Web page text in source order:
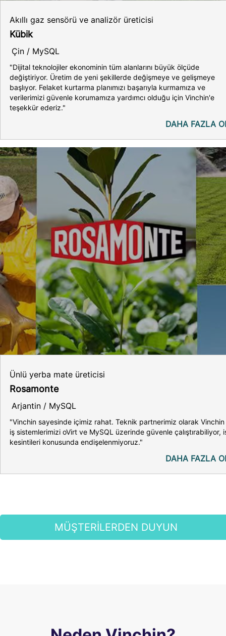
Akıllı gaz sensörü ve analizör üreticisi
Kübik
Çin / MySQL
"Dijital teknolojiler ekonominin tüm alanlarını büyük ölçüde
değiştiriyor. Üretim de yeni şekillerde değişmeye ve gelişmeye
başlıyor. Felaket kurtarma planımızı başarıyla kurmamıza ve
verilerimizi güvenle korumamıza yardımcı olduğu için Vinchin'e
teşekkür ederiz."
DAHA FAZLA
Ünlü yerba mate üreticisi
Rosamonte
Arjantin / MySQL
"Vinchin sayesinde içimiz rahat. Teknik partnerimiz olarak Vinchin
iş sistemlerimizi oVirt ve MySQL üzerinde güvenle çalıştırabiliyor,
kesintileri konusunda endişelenmiyoruz."
DAHA FAZLA
MÜŞTERİLERDEN DUYUN